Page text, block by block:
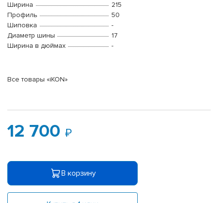
Ширина
215
Профиль
50
Шиповка
-
Диаметр шины
17
Ширина в дюймах
-
Все товары «iKON»
12 700
В корзину